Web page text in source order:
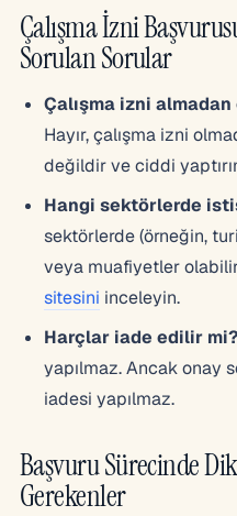
Çalışma İzni
Sorulan Sorular
Çalışma izni
Hayır, çalışma izni
değildir ve ciddi
Hangi sektörlerde
sektörlerde (örneğin,
veya muafiyetler
sitesini inceleyin.
Harçlar iade edilir mi?
yapılmaz. Ancak onay
iadesi yapılmaz.
Başvuru Sürecinde
Gerekenler